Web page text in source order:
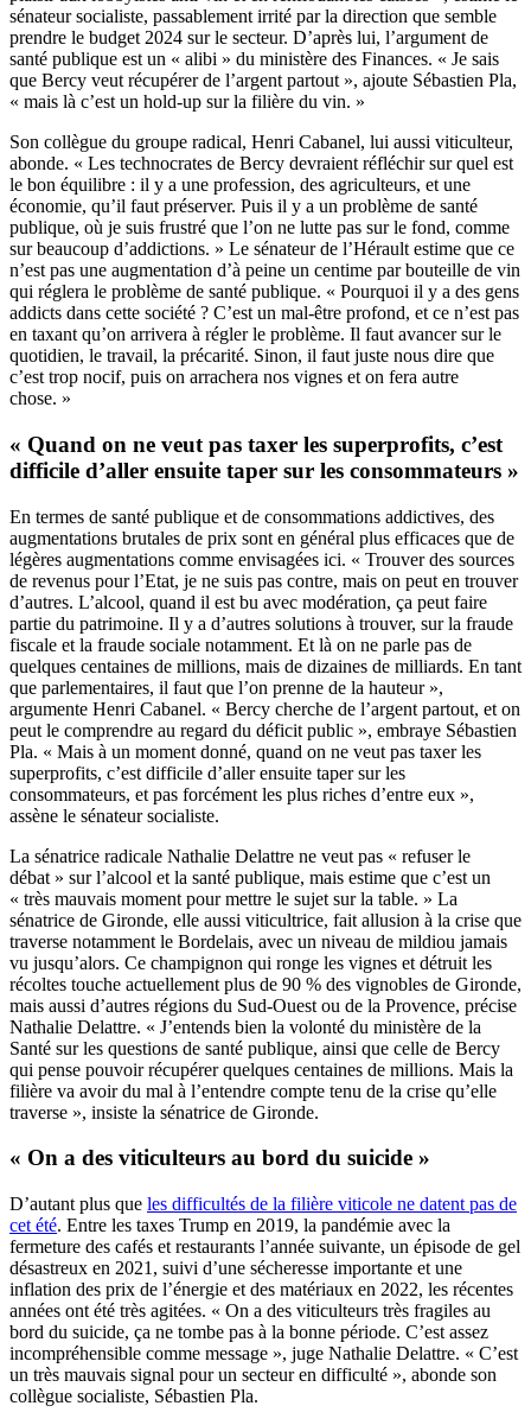
sénateur socialiste, passablement irrité par la direction que semble
prendre le budget 2024 sur le secteur. D’après lui, l’argument de
santé publique est un « alibi » du ministère des Finances. « Je sais
que Bercy veut récupérer de l’argent partout », ajoute Sébastien Pla,
« mais là c’est un hold-up sur la filière du vin. »
Son collègue du groupe radical, Henri Cabanel, lui aussi viticulteur,
abonde. « Les technocrates de Bercy devraient réfléchir sur quel est
le bon équilibre : il y a une profession, des agriculteurs, et une
économie, qu’il faut préserver. Puis il y a un problème de santé
publique, où je suis frustré que l’on ne lutte pas sur le fond, comme
sur beaucoup d’addictions. » Le sénateur de l’Hérault estime que ce
n’est pas une augmentation d’à peine un centime par bouteille de vin
qui réglera le problème de santé publique. « Pourquoi il y a des gens
addicts dans cette société ? C’est un mal-être profond, et ce n’est pas
en taxant qu’on arrivera à régler le problème. Il faut avancer sur le
quotidien, le travail, la précarité. Sinon, il faut juste nous dire que
c’est trop nocif, puis on arrachera nos vignes et on fera autre
chose. »
« Quand on ne veut pas taxer les superprofits, c’est
difficile d’aller ensuite taper sur les consommateurs »
En termes de santé publique et de consommations addictives, des
augmentations brutales de prix sont en général plus efficaces que de
légères augmentations comme envisagées ici. « Trouver des sources
de revenus pour l’Etat, je ne suis pas contre, mais on peut en trouver
d’autres. L’alcool, quand il est bu avec modération, ça peut faire
partie du patrimoine. Il y a d’autres solutions à trouver, sur la fraude
fiscale et la fraude sociale notamment. Et là on ne parle pas de
quelques centaines de millions, mais de dizaines de milliards. En tant
que parlementaires, il faut que l’on prenne de la hauteur »,
argumente Henri Cabanel. « Bercy cherche de l’argent partout, et on
peut le comprendre au regard du déficit public », embraye Sébastien
Pla. « Mais à un moment donné, quand on ne veut pas taxer les
superprofits, c’est difficile d’aller ensuite taper sur les
consommateurs, et pas forcément les plus riches d’entre eux »,
assène le sénateur socialiste.
La sénatrice radicale Nathalie Delattre ne veut pas « refuser le
débat » sur l’alcool et la santé publique, mais estime que c’est un
« très mauvais moment pour mettre le sujet sur la table. » La
sénatrice de Gironde, elle aussi viticultrice, fait allusion à la crise que
traverse notamment le Bordelais, avec un niveau de mildiou jamais
vu jusqu’alors. Ce champignon qui ronge les vignes et détruit les
récoltes touche actuellement plus de 90 % des vignobles de Gironde,
mais aussi d’autres régions du Sud-Ouest ou de la Provence, précise
Nathalie Delattre. « J’entends bien la volonté du ministère de la
Santé sur les questions de santé publique, ainsi que celle de Bercy
qui pense pouvoir récupérer quelques centaines de millions. Mais la
filière va avoir du mal à l’entendre compte tenu de la crise qu’elle
traverse », insiste la sénatrice de Gironde.
« On a des viticulteurs au bord du suicide »
D’autant plus que les difficultés de la filière viticole ne datent pas de
cet été. Entre les taxes Trump en 2019, la pandémie avec la
fermeture des cafés et restaurants l’année suivante, un épisode de gel
désastreux en 2021, suivi d’une sécheresse importante et une
inflation des prix de l’énergie et des matériaux en 2022, les récentes
années ont été très agitées. « On a des viticulteurs très fragiles au
bord du suicide, ça ne tombe pas à la bonne période. C’est assez
incompréhensible comme message », juge Nathalie Delattre. « C’est
un très mauvais signal pour un secteur en difficulté », abonde son
collègue socialiste, Sébastien Pla.